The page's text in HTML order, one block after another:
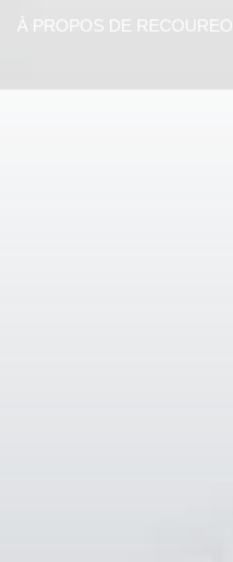
À PROPOS DE RECOUREO